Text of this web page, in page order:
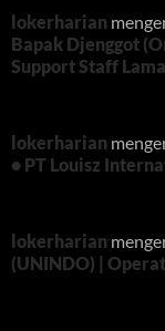
lokerharian
Bapak Djenggot
Support Staff
lokerharian
• PT Louisz
lokerharian
(UNINDO) |